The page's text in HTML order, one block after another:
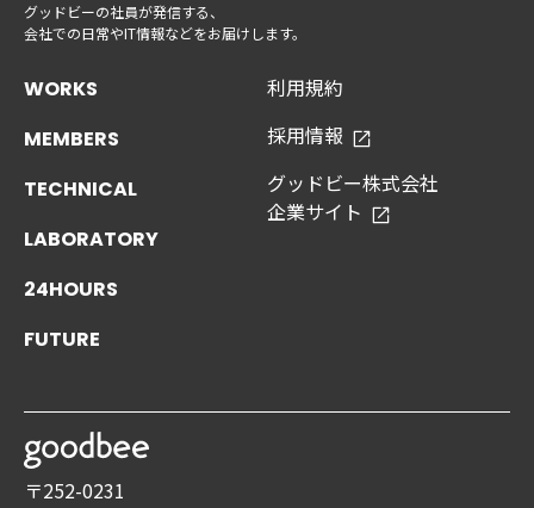
グッドビーの社員が発信する、
会社での日常やIT情報などをお届けします。
WORKS
MEMBERS
TECHNICAL
LABORATORY
24HOURS
FUTURE
利用規約
採用情報
グッドビー株式会社
企業サイト
〒252-0231